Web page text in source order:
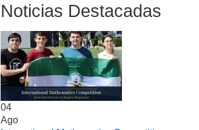
Noticias Destacadas
04
Ago